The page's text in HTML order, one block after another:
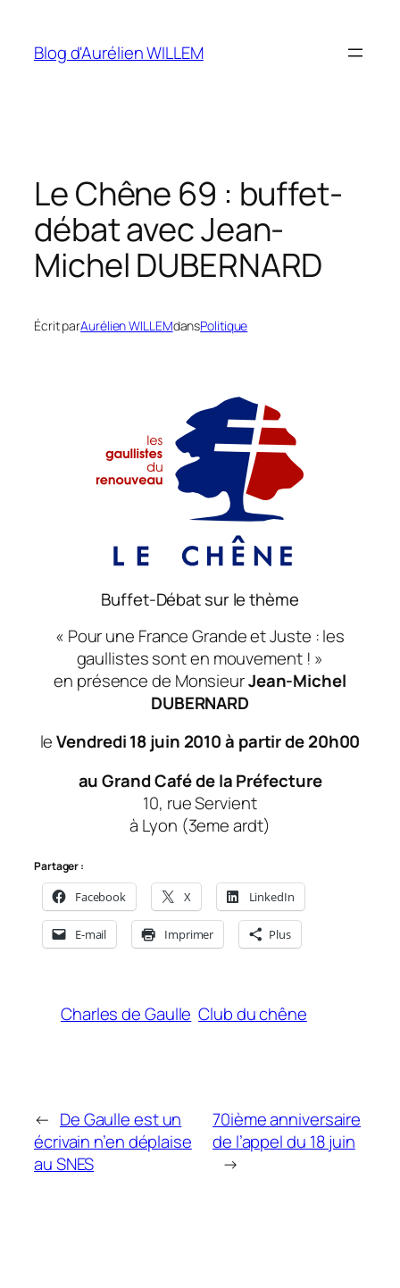
contenu
Blog d'Aurélien WILLEM
Le Chêne 69 : buffet-
débat avec Jean-
Michel DUBERNARD
Écrit parAurélien WILLEMdansPolitique
Buffet-Débat sur le thème
« Pour une France Grande et Juste : les
gaullistes sont en mouvement ! »
en présence de MonsieurJean-Michel
DUBERNARD
leVendredi 18 juin 2010 à partir de 20h00
au Grand Café de la Préfecture
10, rue Servient
à Lyon (3eme ardt)
Partager :
Facebook X LinkedIn
E-mail Imprimer Plus
Charles de Gaulle Club du chêne
← De Gaulle est un
écrivain n’en déplaise
au SNES
70ième anniversaire
de l’appel du 18 juin
→